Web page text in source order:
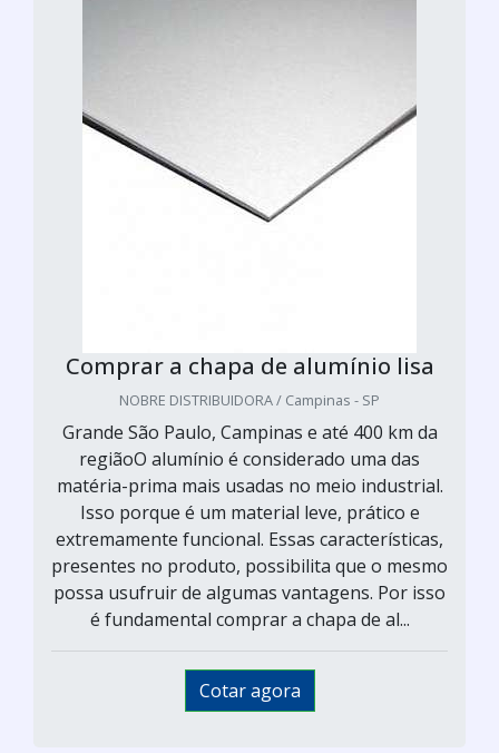
Comprar a chapa de alumínio lisa
NOBRE DISTRIBUIDORA / Campinas - SP
Grande São Paulo, Campinas e até 400 km da
regiãoO alumínio é considerado uma das
matéria-prima mais usadas no meio industrial.
Isso porque é um material leve, prático e
extremamente funcional. Essas características,
presentes no produto, possibilita que o mesmo
possa usufruir de algumas vantagens. Por isso
é fundamental comprar a chapa de al...
Cotar agora